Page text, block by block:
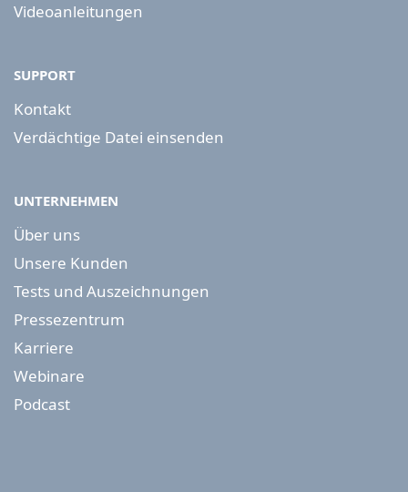
Videoanleitungen
SUPPORT
Kontakt
Verdächtige Datei einsenden
UNTERNEHMEN
Über uns
Unsere Kunden
Tests und Auszeichnungen
Pressezentrum
Karriere
Webinare
Podcast